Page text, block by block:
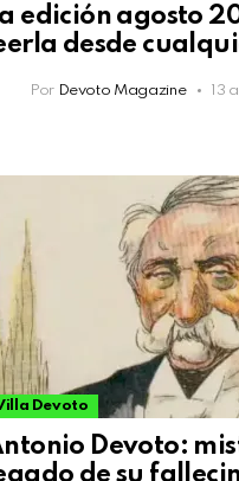
edición agosto
desde
Por Devoto Magazine 13
Devoto
Devoto:
de su